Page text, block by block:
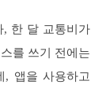
, 한 달 교통비가
를 쓰기 전에는
, 앱을 사용하고